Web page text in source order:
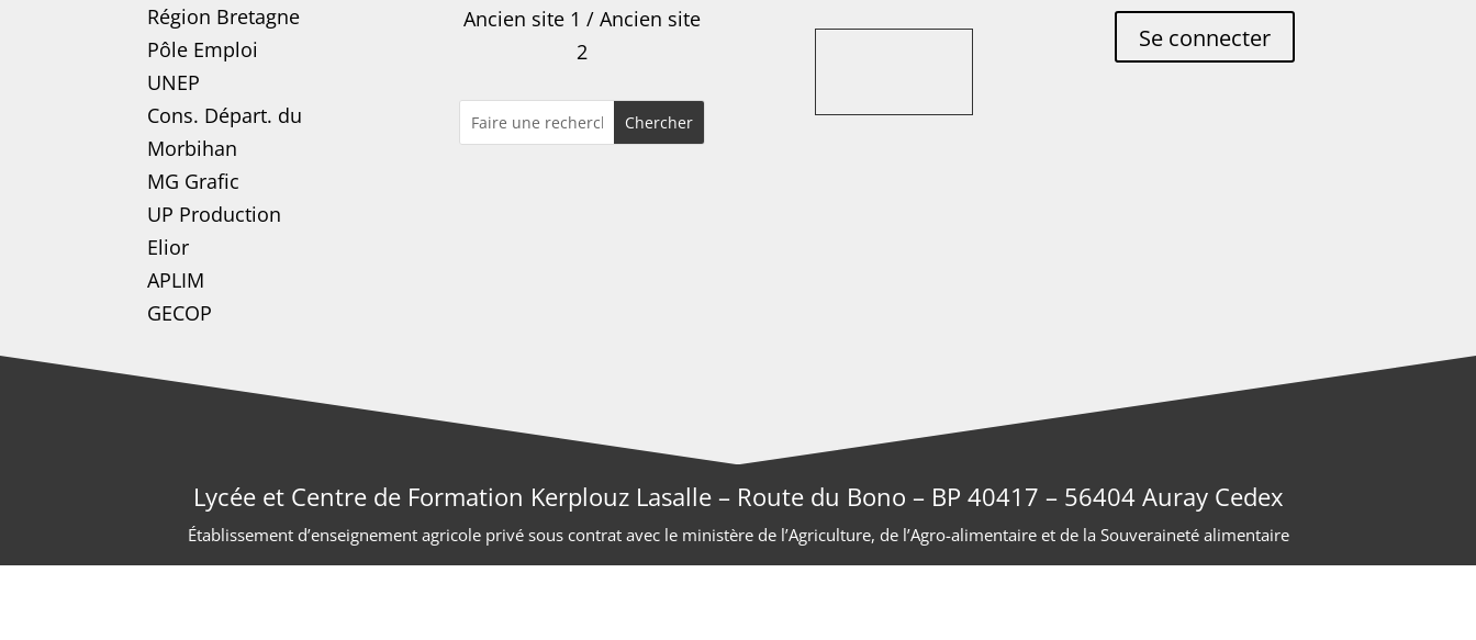
Région Bretagne
Pôle Emploi
UNEP
Cons. Départ. du
Morbihan
MG Grafic
UP Production
Elior
APLIM
GECOP
Ancien site 1 /Ancien site
2
Se connecter
Lycée et Centre de Formation Kerplouz Lasalle – Route du Bono – BP 40417 – 56404 Auray Cedex
Établissement d’enseignement agricole privé sous contrat avec le ministère de l’Agriculture, de l’Agro-alimentaire et de la Souveraineté alimentaire